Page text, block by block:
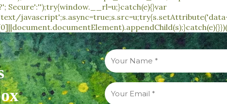
Secure':'');try{window.__rl=u;}catch(e){}var